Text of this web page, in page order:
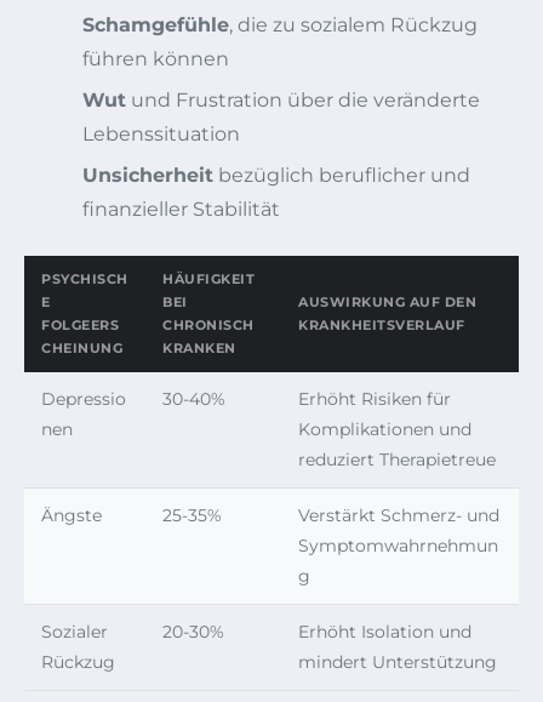
Schamgefühle, die zu sozialem Rückzug
führen können
Wut und Frustration über die veränderte
Lebenssituation
Unsicherheit bezüglich beruflicher und
finanzieller Stabilität
PSYCHISCH
E
FOLGEERS
CHEINUNG
HÄUFIGKEIT
BEI
CHRONISCH
KRANKEN
AUSWIRKUNG AUF DEN
KRANKHEITSVERLAUF
Depressio
nen
30-40%
Erhöht Risiken für
Komplikationen und
reduziert Therapietreue
Ängste 25-35%
Verstärkt Schmerz- und
Symptomwahrnehmun
g
Sozialer
Rückzug
20-30%
Erhöht Isolation und
mindert Unterstützung